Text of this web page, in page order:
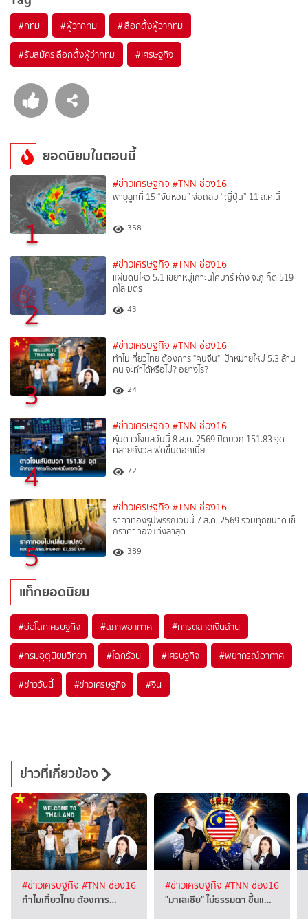
#กทม #ผู้ว่ากทม #เลือกตั้งผู้ว่ากทม
#รับสมัครเลือกตั้งผู้ว่ากทม #เศรษฐกิจ
ยอดนิยมในตอนนี้
1
#ข่าวเศรษฐกิจ #TNN ช่อง16
พายุลูกที่ 15 “จันหอม” จ่อถล่ม “ญี่ปุ่น” 11 ส.ค.นี้
358
2
#ข่าวเศรษฐกิจ #TNN ช่อง16
แผ่นดินไหว 5.1 เขย่าหมู่เกาะนิโคบาร์ ห่าง จ.ภูเก็ต 519
กิโลเมตร
43
3
#ข่าวเศรษฐกิจ #TNN ช่อง16
ทำไมเที่ยวไทย ต้องการ "คนจีน" เป้าหมายใหม่ 5.3 ล้าน
คน จะทำได้หรือไม่? อย่างไร?
24
4
#ข่าวเศรษฐกิจ #TNN ช่อง16
หุ้นดาวโจนส์วันนี้ 8 ส.ค. 2569 ปิดบวก 151.83 จุด
คลายกังวลเฟดขึ้นดอกเบี้ย
72
5
#ข่าวเศรษฐกิจ #TNN ช่อง16
ราคาทองรูปพรรณวันนี้ 7 ส.ค. 2569 รวมทุกขนาด เช็
กราคาทองแท่งล่าสุด
389
แท็กยอดนิยม
#ย่อโลกเศรษฐกิจ #สภาพอากาศ #การตลาดเงินล้าน
#กรมอุตุนิยมวิทยา #โลกร้อน #เศรษฐกิจ #พยากรณ์อากาศ
#ข่าววันนี้ #ข่าวเศรษฐกิจ #จีน
ข่าวที่เกี่ยวข้อง
#ข่าวเศรษฐกิจ #TNN ช่อง16
ทำไมเที่ยวไทย ต้องการ…
#ข่าวเศรษฐกิจ #TNN ช่อง16
"มาเลเซีย" ไม่ธรรมดา ขึ้นแ…